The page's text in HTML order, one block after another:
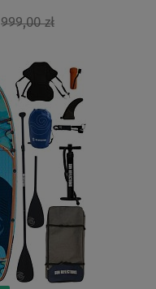
999,00 zł